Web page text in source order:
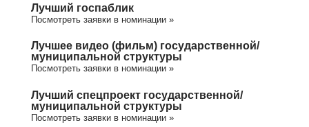
Лучший госпаблик
Посмотреть заявки в номинации »
Лучшее видео (фильм) государственной/
муниципальной структуры
Посмотреть заявки в номинации »
Лучший спецпроект государственной/
муниципальной структуры
Посмотреть заявки в номинации »